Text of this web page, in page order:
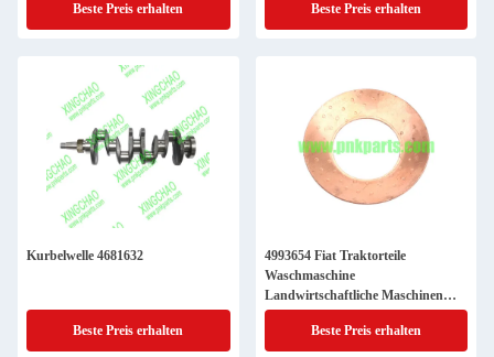
Beste Preis erhalten Beste Preis erhalten
Kurbelwelle 4681632
Beste Preis erhalten
4993654 Fiat Traktorteile
Waschmaschine
Landwirtschaftliche Maschinen
Teile
Beste Preis erhalten